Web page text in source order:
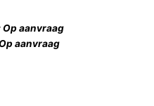
aanvraag
aanvraag